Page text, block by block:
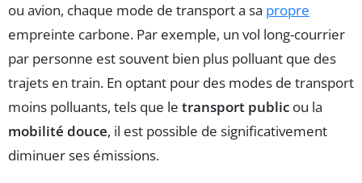
ou avion, chaque mode de transport a sa propre
empreinte carbone. Par exemple, un vol long-courrier
par personne est souvent bien plus polluant que des
trajets en train. En optant pour des modes de transport
moins polluants, tels que le transport public ou la
mobilité douce, il est possible de significativement
diminuer ses émissions.